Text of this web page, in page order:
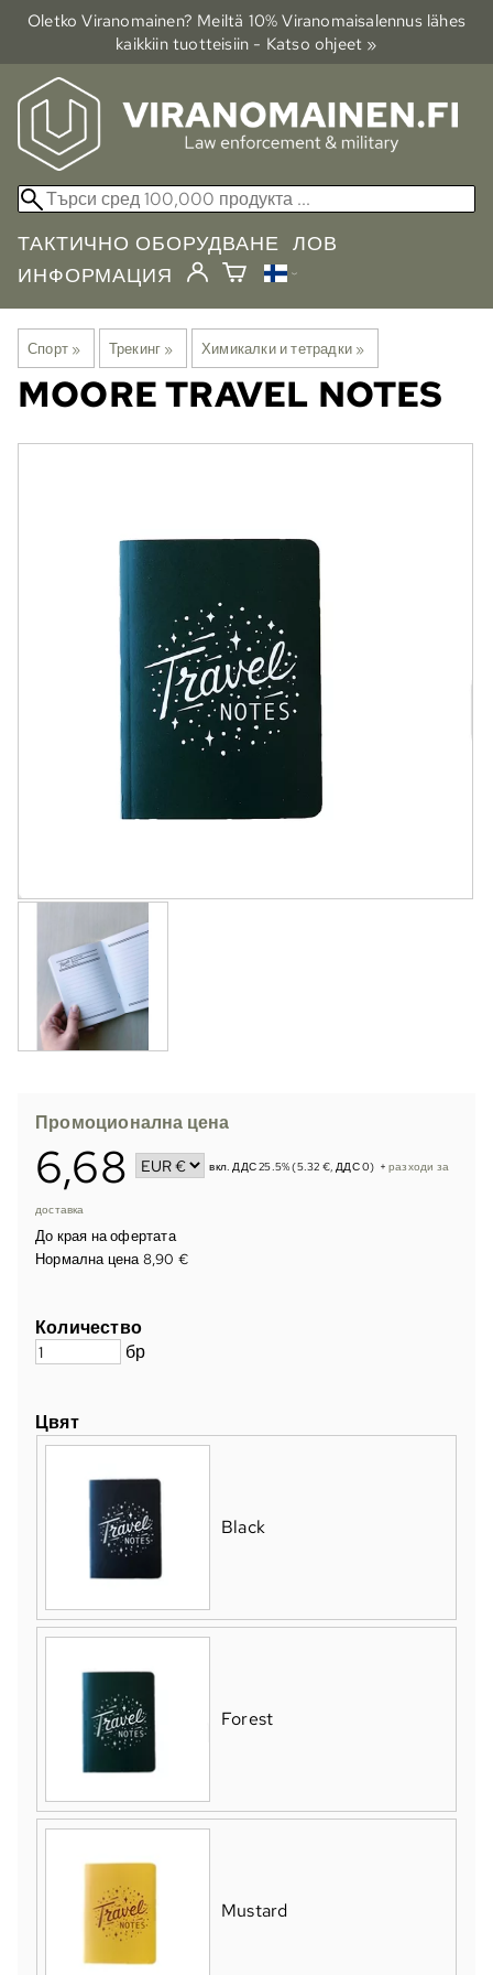
Oletko Viranomainen? Meiltä 10% Viranomais­alennus lähes
kaikkiin tuotteisiin - Katso ohjeet »
ТАКТИЧНО ОБОРУДВАНЕ ЛОВ
ИНФОРМАЦИЯ
Спорт ‪» Трекинг ‪» Химикалки и тетрадки ‪»
MOORETRAVEL NOTES
Промоционална цена
6,68 вкл. ДДС 25.5% (5.32 €, ДДС 0) +разходи за
доставка
До края на офертата
Нормална цена 8,90 €
Количество
бр
Цвят
Black
Forest
Mustard